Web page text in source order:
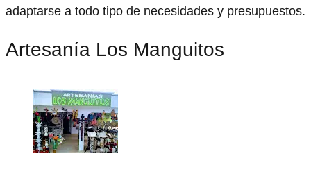
adaptarse a todo tipo de necesidades y presupuestos.
Artesanía Los Manguitos